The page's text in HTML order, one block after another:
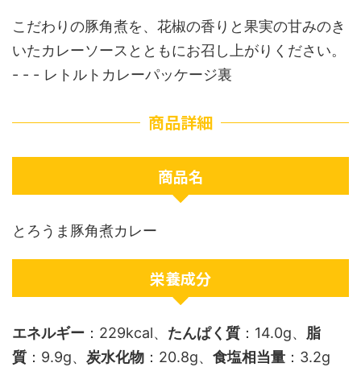
こだわりの豚角煮を、花椒の香りと果実の甘みのき
いたカレーソースとともにお召し上がりください。
- - - レトルトカレーパッケージ裏
商品詳細
商品名
とろうま豚角煮カレー
栄養成分
エネルギー ：229kcal、 たんぱく質 ：14.0g、 脂
質 ：9.9g、 炭水化物 ：20.8g、 食塩相当量 ：3.2g